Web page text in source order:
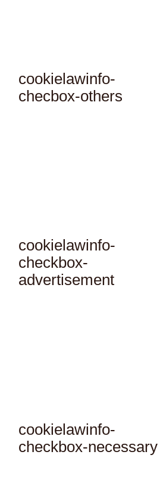
cookielawinfo-
checbox-others
cookielawinfo-
checkbox-
advertisement
cookielawinfo-
checkbox-necessary